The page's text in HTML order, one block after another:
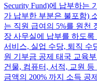
Security Fund)에 납부하는
가 납부한 부분은 불포함)
는 직원 급여의 5%를 원천
장 사무실에 납부를 하도록
서비스, 실업 수당, 퇴직 수
원 기부금 공제 태국 교육
건물, 컴퓨터, 서적, 교원
금액의 200% 까지 소득 공